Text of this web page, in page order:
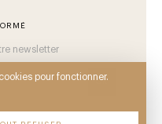
newsletter
OK
pour fonctionner.